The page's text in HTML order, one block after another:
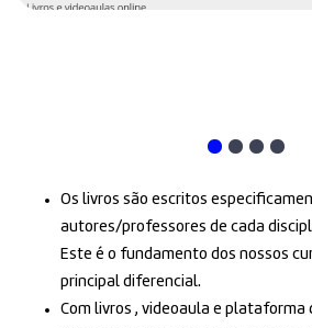
Os livros são escritos
autores/professores de cada
Este é o fundamento dos nossos
principal diferencial.
Com livros , videoaula e plataforma